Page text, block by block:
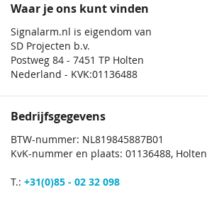
Waar je ons kunt vinden
Signalarm.nl is eigendom van
SD Projecten b.v.
Postweg 84 - 7451 TP Holten
Nederland - KVK:01136488
Bedrijfsgegevens
BTW-nummer: NL819845887B01
KvK-nummer en plaats: 01136488, Holten
T.: +31(0)85 - 02 32 098